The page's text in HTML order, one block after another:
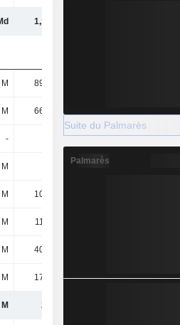
1,16 Md
89,35 M
66,24 M
- 5,1 M 44,84 M 22,49 M
2,02 M
10,29 M
11,91 M
40,61 M
17,32 M 10,81 M 6,82 M
243 M
Suite du Palmarès
Palmarès